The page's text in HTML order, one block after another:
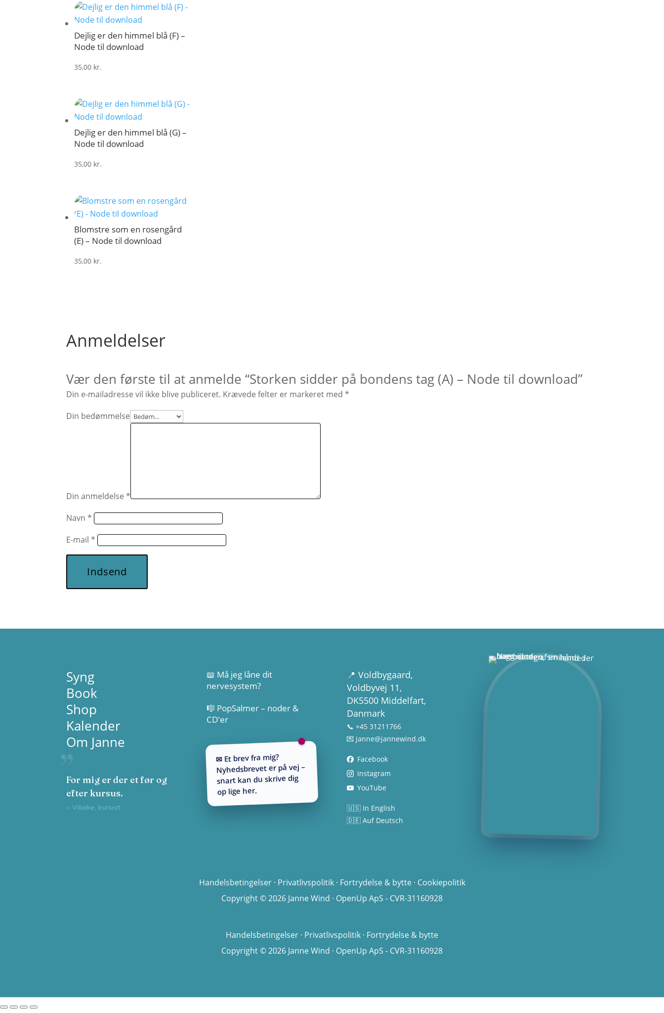
Dejlig er den himmel blå (F) –
Node til download
35,00 kr.
Dejlig er den himmel blå (G) –
Node til download
35,00 kr.
Blomstre som en rosengård
(E) – Node til download
35,00 kr.
Anmeldelser
Vær den første til at anmelde “Storken sidder på bondens tag (A) – Node til download”
Din e-mailadresse vil ikke blive publiceret. Krævede felter er markeret med*
Din bedømmelse
Din anmeldelse*
Navn*
E-mail*
Indsend
Syng
Book
Shop
Kalender
Om Janne
For mig er der et før og
efter kursus.
– Vibeke, kursist
📖 Må jeg låne dit
nervesystem?
🎼 PopSalmer – noder &
CD'er
✉ Et brev fra mig?
Nyhedsbrevet er på vej –
snart kan du skrive dig
op lige her.
📍 Voldbygaard,
Voldbyvej 11,
DK5500 Middelfart,
Danmark
📞 +45 31211766
💌 janne@jannewind.dk
Facebook
Instagram
YouTube
🇺🇸 In English
🇩🇪 Auf Deutsch
Handelsbetingelser· Privatlivspolitik· Fortrydelse & bytte· Cookiepolitik
Copyright © 2026 Janne Wind · OpenUp ApS - CVR-31160928
Handelsbetingelser · Privatlivspolitik · Fortrydelse & bytte
Copyright © 2026 Janne Wind · OpenUp ApS - CVR-31160928